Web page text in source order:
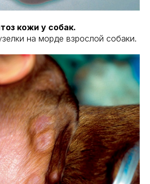
кожи у собак.
на морде взрослой собаки.